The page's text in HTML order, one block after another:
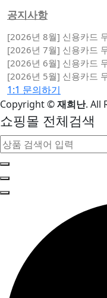
공지사항
[2026년 8월] 신용카드
[2026년 7월] 신용카드
[2026년 6월] 신용카드
[2026년 5월] 신용카드
1:1 문의하기
Copyright©재희난. All
쇼핑몰 전체검색